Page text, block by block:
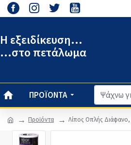
Η εξειδίκευση...
...στο πετάλωμα
ΠΡΟΪΌΝΤΑ
Προϊόντα Λίπος Οπλής